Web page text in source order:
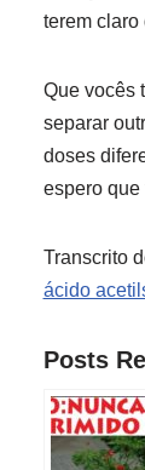
terem
Que vocês
separar
doses
espero que
Transcrito
ácido
Posts